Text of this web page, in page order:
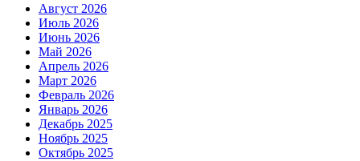
Август 2026
Июль 2026
Июнь 2026
Май 2026
Апрель 2026
Март 2026
Февраль 2026
Январь 2026
Декабрь 2025
Ноябрь 2025
Октябрь 2025